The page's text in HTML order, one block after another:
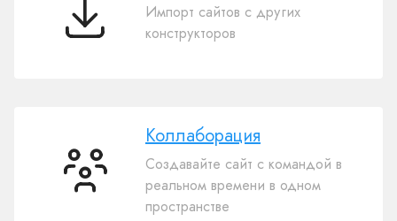
Импорт
Импорт сайтов с других
конструкторов
Коллаборация
Коллаборация
Создавайте сайт с командой в
реальном времени в одном
пространстве